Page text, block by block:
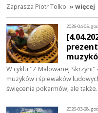
Zaprasza Piotr Tolko » więcej
2026-04-05,
W cyklu "Z Malowanej
muzyków i śpiewaków
święcenia pokarmów, ale
2026-03-28,